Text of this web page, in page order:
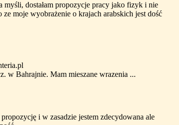
myśli, dostałam propozycje pracy jako fizyk i nie
moje wyobrażenie o krajach arabskich jest dość
w Bahrajnie. Mam mieszane wrazenia ...
i w zasadzie jestem zdecydowana ale